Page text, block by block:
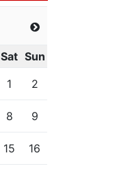
Sat Sun
1
2
8 9
15 16